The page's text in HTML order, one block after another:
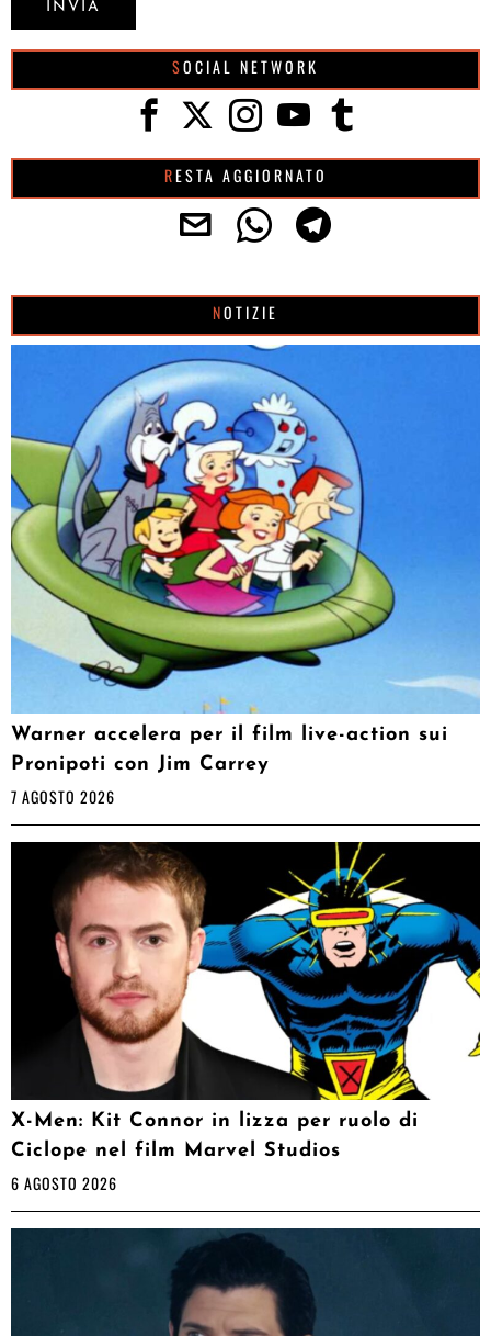
SOCIAL NETWORK
RESTA AGGIORNATO
NOTIZIE
Warner accelera per il film live-action sui
Pronipoti con Jim Carrey
7 AGOSTO 2026
X-Men: Kit Connor in lizza per ruolo di
Ciclope nel film Marvel Studios
6 AGOSTO 2026